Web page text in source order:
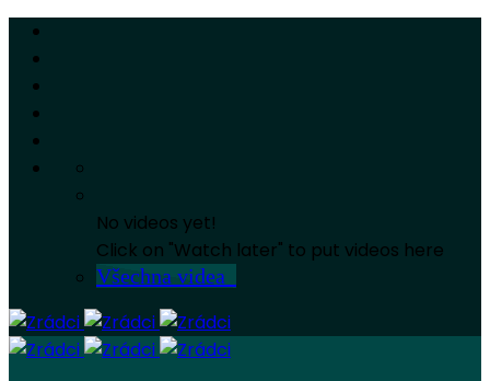
No videos yet!
Click on "Watch later" to put videos here
Všechna videa